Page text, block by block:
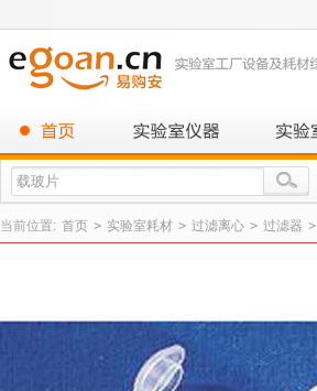
当前位置: 首页 > 实验室耗材 > 过滤离心 > 过滤器 >